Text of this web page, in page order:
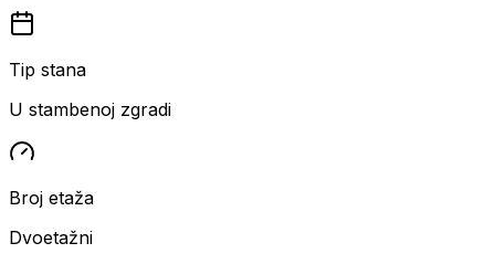
Tip stana
U stambenoj zgradi
Broj etaža
Dvoetažni